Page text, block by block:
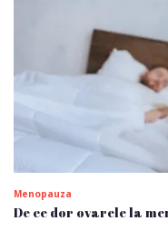
Menopauza
De ce dor ovarele la